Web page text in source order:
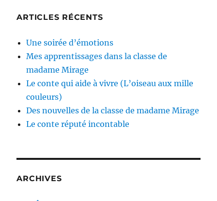
ARTICLES RÉCENTS
Une soirée d’émotions
Mes apprentissages dans la classe de
madame Mirage
Le conte qui aide à vivre (L’oiseau aux mille
couleurs)
Des nouvelles de la classe de madame Mirage
Le conte réputé incontable
ARCHIVES